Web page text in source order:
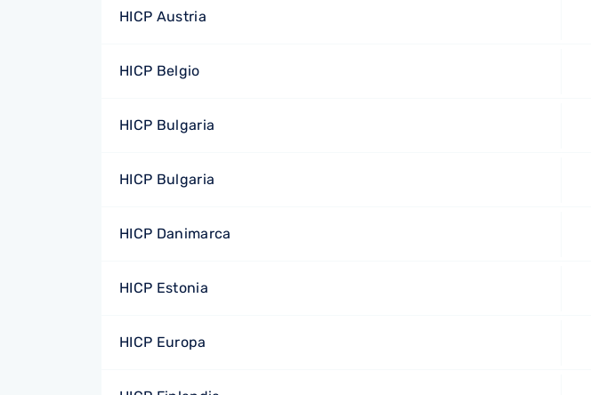
HICP Austria
HICP Belgio
HICP Bulgaria
HICP Bulgaria
HICP Danimarca
HICP Estonia
HICP Europa